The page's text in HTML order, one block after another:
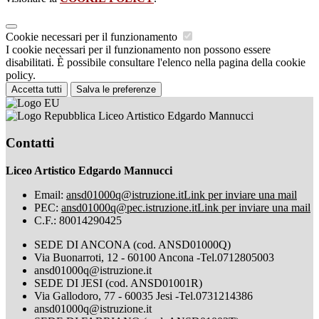
Cookie necessari per il funzionamento
I cookie necessari per il funzionamento non possono essere
disabilitati. È possibile consultare l'elenco nella pagina della cookie
policy.
Accetta tutti Salva le preferenze
Liceo Artistico Edgardo Mannucci
Contatti
Liceo Artistico Edgardo Mannucci
Email: ansd01000q@istruzione.itLink per inviare una mail
PEC: ansd01000q@pec.istruzione.itLink per inviare una mail
C.F.: 80014290425
SEDE DI ANCONA (cod. ANSD01000Q)
Via Buonarroti, 12 - 60100 Ancona -Tel.0712805003
ansd01000q@istruzione.it
SEDE DI JESI (cod. ANSD01001R)
Via Gallodoro, 77 - 60035 Jesi -Tel.0731214386
ansd01000q@istruzione.it